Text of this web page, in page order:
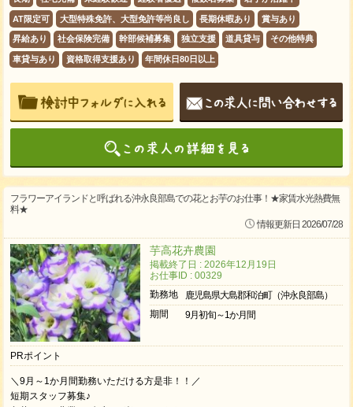
AT限定可 大型特殊免許、大型免許等尚良し 長期休暇あり 賞与あり
昇給あり 社会保険完備 幹部候補募集 独立支援 道具貸与 その他特典
車貸与あり 資格取得支援あり 年間休日80日以上
フラワーアイランドと呼ばれる沖永良部島での花とお芋のお仕事！★家賃水光熱費無
料★
情報更新日 2026/07/28
芋高花卉農園
掲載終了日 : 2026年12月19日
お仕事ID : 00329
勤務地
鹿児島県大島郡和泊町（沖永良部島）
期間
9月初旬～1か月間
PRポイント
＼9月～1か月間勤務いただける方是非！！／
短期スタッフ募集♪